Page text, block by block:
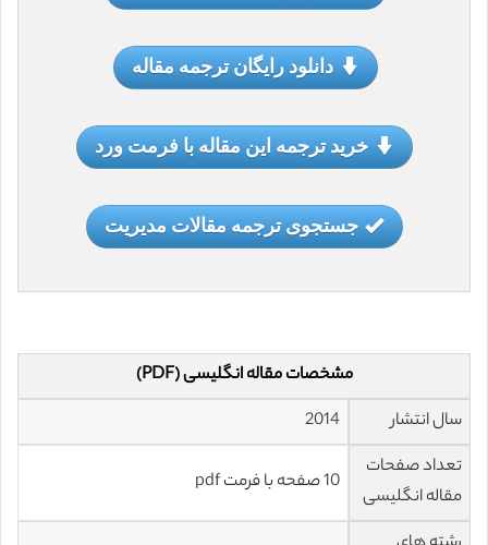
دانلود رایگان ترجمه مقاله
خرید ترجمه این مقاله با فرمت ورد
جستجوی ترجمه مقالات مدیریت
مشخصات مقاله انگلیسی (PDF)
سال انتشار
2014
تعداد صفحات
مقاله انگلیسی
10 صفحه با فرمت pdf